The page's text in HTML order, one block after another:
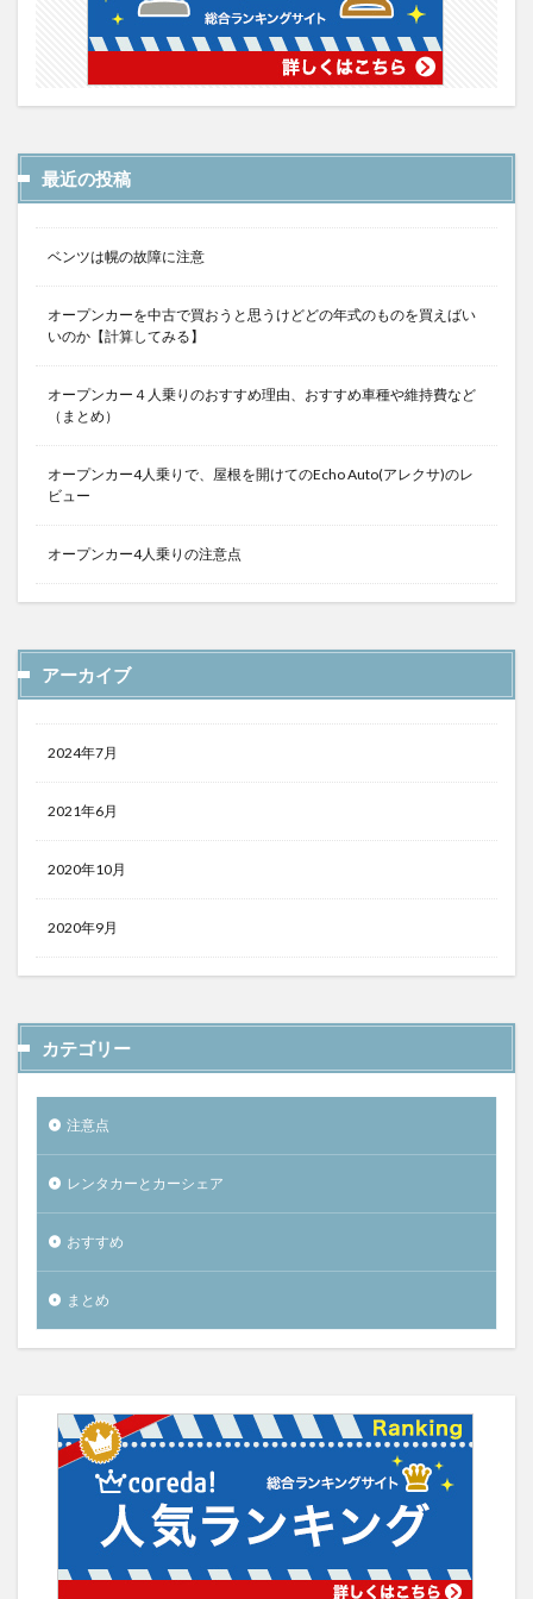
最近の投稿
ベンツは幌の故障に注意
オープンカーを中古で買おうと思うけどどの年式のものを買えばい
いのか【計算してみる】
オープンカー４人乗りのおすすめ理由、おすすめ車種や維持費など
（まとめ）
オープンカー4人乗りで、屋根を開けてのEcho Auto(アレクサ)のレ
ビュー
オープンカー4人乗りの注意点
アーカイブ
2024年7月
2021年6月
2020年10月
2020年9月
カテゴリー
注意点
レンタカーとカーシェア
おすすめ
まとめ